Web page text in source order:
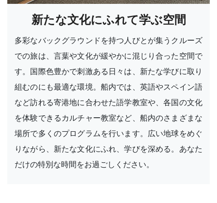
新たな文化にふれて学ぶ空間
多彩なバックグラウンドを持つ人びとが集うクルーズ
での旅は、言葉や文化が緩やかに混じり合った空間で
す。国際色豊かで刺激ある日々は、新たな学びに取り
組むのにも最適な環境。船内では、英語やスペイン語
など訪れる寄港地に合わせた語学教室や、各国の文化
を体験できるカルチャー教室など、船内のさまざまな
場所で多くのプログラムを行います。広い地球をめぐ
りながら、新たな文化にふれ、学びを深める。あなた
だけの特別な時間をお過ごしください。